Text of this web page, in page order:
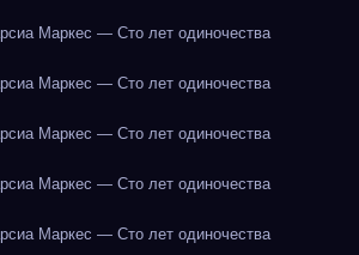
Маркес — Сто лет одиночества
Маркес — Сто лет одиночества
Маркес — Сто лет одиночества
Маркес — Сто лет одиночества
Маркес — Сто лет одиночества